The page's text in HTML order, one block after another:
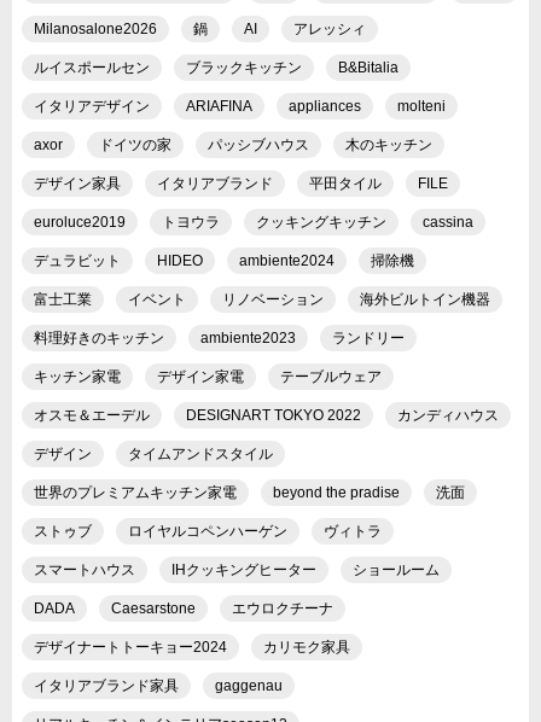
Milanosalone2026 鍋 AI アレッシィ
ルイスポールセン ブラックキッチン B&Bitalia
イタリアデザイン ARIAFINA appliances molteni
axor ドイツの家 パッシブハウス 木のキッチン
デザイン家具 イタリアブランド 平田タイル FILE
euroluce2019 トヨウラ クッキングキッチン cassina
デュラビット HIDEO ambiente2024 掃除機
富士工業 イベント リノベーション 海外ビルトイン機器
料理好きのキッチン ambiente2023 ランドリー
キッチン家電 デザイン家電 テーブルウェア
オスモ＆エーデル DESIGNART TOKYO 2022 カンディハウス
デザイン タイムアンドスタイル
世界のプレミアムキッチン家電 beyond the pradise 洗面
ストゥブ ロイヤルコペンハーゲン ヴィトラ
スマートハウス IHクッキングヒーター ショールーム
DADA Caesarstone エウロクチーナ
デザイナートトーキョー2024 カリモク家具
イタリアブランド家具 gaggenau